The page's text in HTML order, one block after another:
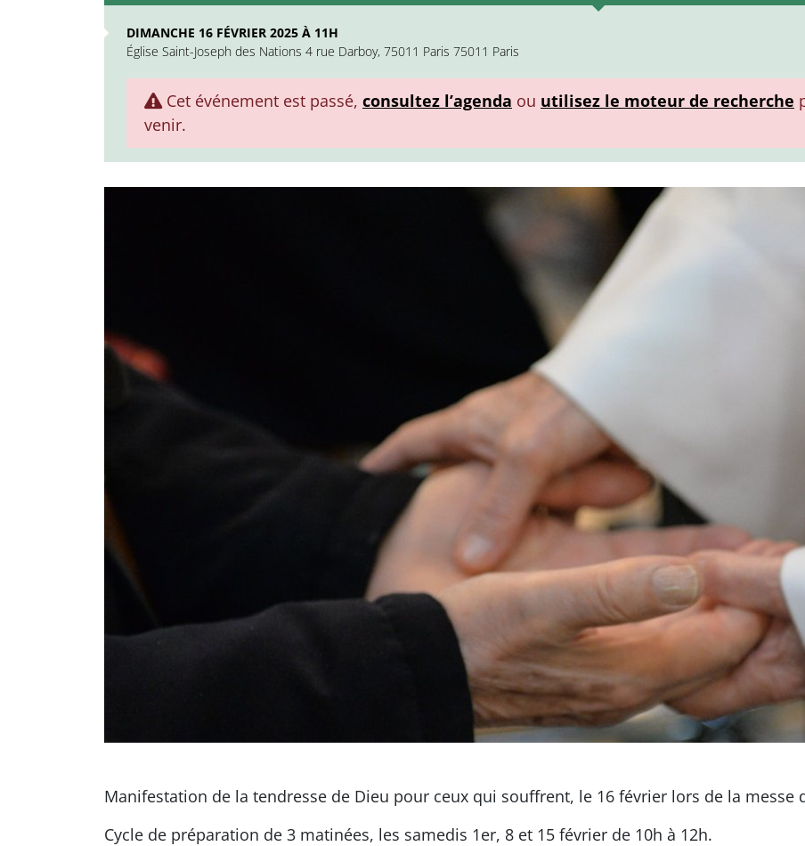
DIMANCHE 16 FÉVRIER 2025 À 11H
Église Saint-Joseph des Nations 4 rue Darboy, 75011 Paris 75011 Paris
Cet événement est passé, consultez l’agenda ou utilisez le moteur de recherche
venir.
Manifestation de la tendresse de Dieu pour ceux qui souffrent, le 16 février lors de la messe
Cycle de préparation de 3 matinées, les samedis 1er, 8 et 15 février de 10h à 12h.